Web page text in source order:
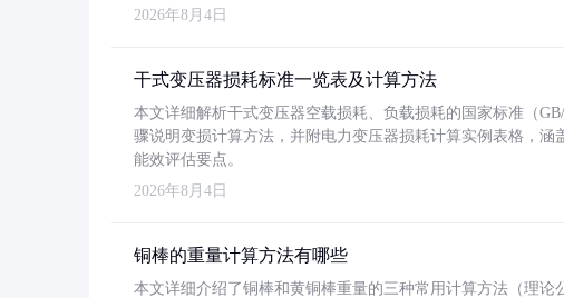
2026年8月4日
干式变压器损耗标准一览表及计算方法
本文详细解析干式变压器空载损耗、负载损耗的国家标准（
骤说明变损计算方法，并附电力变压器损耗计算实例表格，涵
能效评估要点。
2026年8月4日
铜棒的重量计算方法有哪些
本文详细介绍了铜棒和黄铜棒重量的三种常用计算方法（理